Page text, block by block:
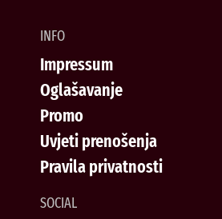
INFO
Impressum
Oglašavanje
Promo
Uvjeti prenošenja
Pravila privatnosti
SOCIAL